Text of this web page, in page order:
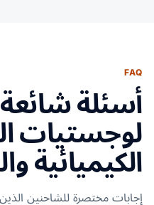
FAQ
أسئلة
لوجستيات
الكيميائية
إجابات مختصرة للشاحنين